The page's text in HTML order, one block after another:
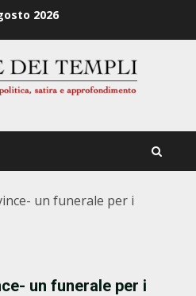
2026
un funerale per i
un funerale per i